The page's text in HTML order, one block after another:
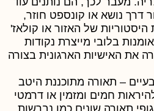
נושא או קונספט חוזר,
של האזור או קולאז'
בלובי מייצרת נקודות
את האישיות הארגונית בצורה
– תאורה מתוכננת היטב
חמים ומזמין או דרמטי
תאורה שונים כמו נברשות,